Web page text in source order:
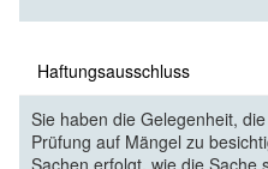
Haftungsausschluss
Sie haben die Gelegenheit,
Prüfung auf Mängel zu